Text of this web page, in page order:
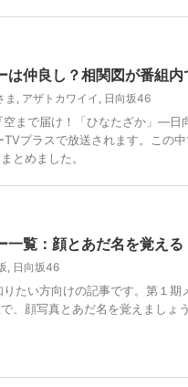
は仲良し？相関図が番組内
ま , アザトカワイイ , 日向坂46
空まで届け！「ひなたざか」―
プラスで放送されます。この
とめました。
一覧：顔とあだ名を覚える
, 日向坂46
たい方向けの記事です。第１
、顔写真とあだ名を覚えましょ